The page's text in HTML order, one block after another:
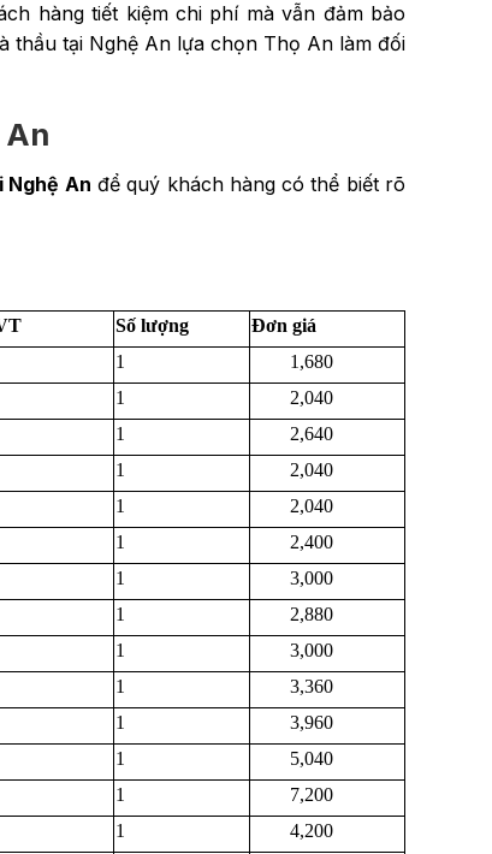
hàng tiết kiệm chi phí mà vẫn đảm bảo
thầu tại Nghệ An lựa chọn Thọ An làm đối
An
Nghệ An để quý khách hàng có thể biết rõ
Số lượng
Đơn giá
1
1,680
1
2,040
1
2,640
1
2,040
1
2,040
1
2,400
1
3,000
1
2,880
1
3,000
1
3,360
1
3,960
1
5,040
1
7,200
1
4,200